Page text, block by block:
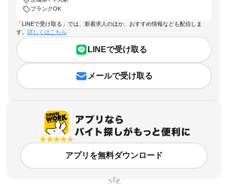
ブランクOK
「LINEで受け取る」では、新着求人のほか、おすすめ情報なども配信しま
す。 詳しくはこちら
LINEで受け取る
メールで受け取る
アプリを無料ダウンロード